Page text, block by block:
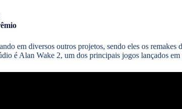
em diversos outros projetos, sendo eles os
é Alan Wake 2, um dos principais jogos lançados